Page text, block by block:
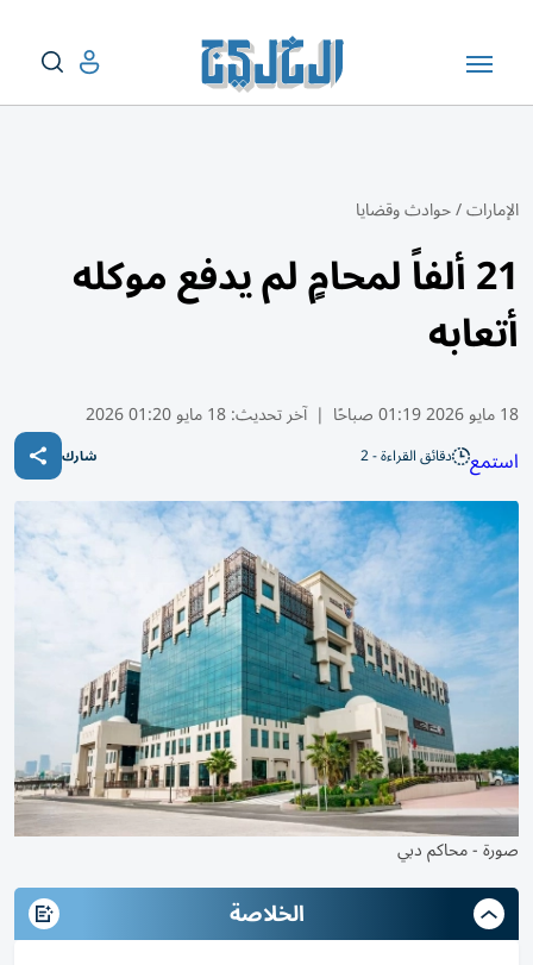
الإمارات/حوادث وقضايا
21 ألفاً لمحامٍ لم يدفع موكله
أتعابه
18 مايو 2026 01:19 صباحًا | آخر تحديث:18 مايو 01:20 2026
استمع دقائق القراءة - 2 شارك
صورة - محاكم دبي
الخلاصة